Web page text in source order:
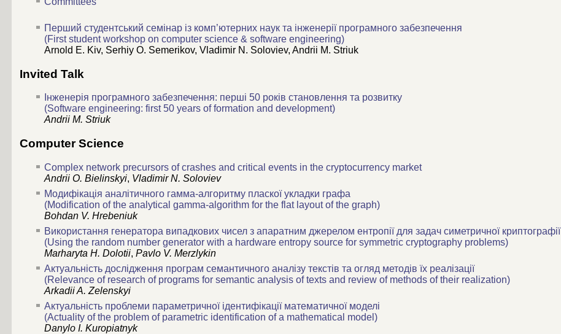
Перший студентський семінар із комп’ютерних наук та інженерії програмного забезпечення
(First student workshop on computer science & software engineering)
Arnold E. Kiv, Serhiy O. Semerikov, Vladimir N. Soloviev, Andrii M. Striuk
Invited Talk
Інженерія програмного забезпечення: перші 50 років становлення та розвитку
(Software engineering: first 50 years of formation and development)
Andrii M. Striuk
Computer Science
Complex network precursors of crashes and critical events in the cryptocurrency market
Andrii O. Bielinskyi, Vladimir N. Soloviev
Модифікація аналітичного гамма-алгоритму пласкої укладки графа
(Modification of the analytical gamma-algorithm for the flat layout of the graph)
Bohdan V. Hrebeniuk
Використання генератора випадкових чисел з апаратним джерелом ентропії для задач симетричної криптографії
(Using the random number generator with a hardware entropy source for symmetric cryptography problems)
Marharyta H. Dolotii, Pavlo V. Merzlykin
Актуальність дослідження програм семантичного аналізу текстів та огляд методів їх реалізації
(Relevance of research of programs for semantic analysis of texts and review of methods of their realization)
Arkadii A. Zelenskyi
Актуальність проблеми параметричної ідентифікації математичної моделі
(Actuality of the problem of parametric identification of a mathematical model)
Danylo I. Kuropiatnyk